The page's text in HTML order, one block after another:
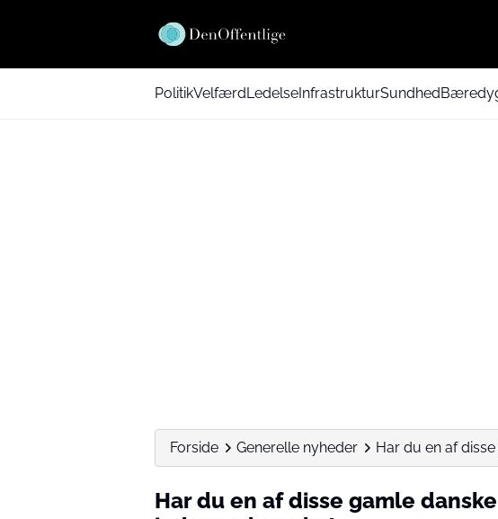
PolitikVelfærdLedelseInfrastrukturSundhed
Forside Generelle nyheder Har du en af
Har du en af disse gamle